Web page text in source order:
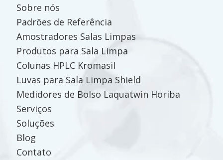
Sobre nós
Padrões de Referência
Amostradores Salas Limpas
Produtos para Sala Limpa
Colunas HPLC Kromasil
Luvas para Sala Limpa Shield
Medidores de Bolso Laquatwin Horiba
Serviços
Soluções
Blog
Contato